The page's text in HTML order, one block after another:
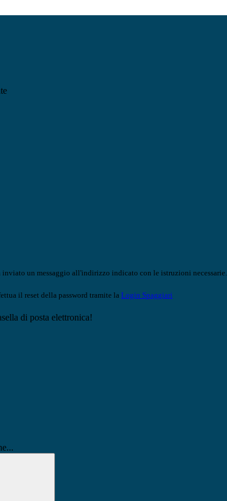
inviato un messaggio all'indirizzo indicato con le istruzioni necessarie.
il reset della password tramite la Login Spaggiari
di posta elettronica!